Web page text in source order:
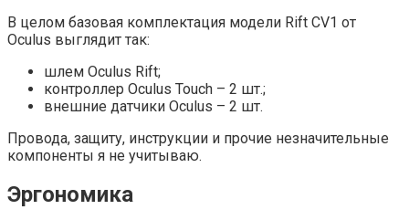
В целом базовая комплектация модели Rift CV1 от
Oculus выглядит так:
шлем Oculus Rift;
контроллер Oculus Touch – 2 шт.;
внешние датчики Oculus – 2 шт.
Провода, защиту, инструкции и прочие незначительные
компоненты я не учитываю.
Эргономика